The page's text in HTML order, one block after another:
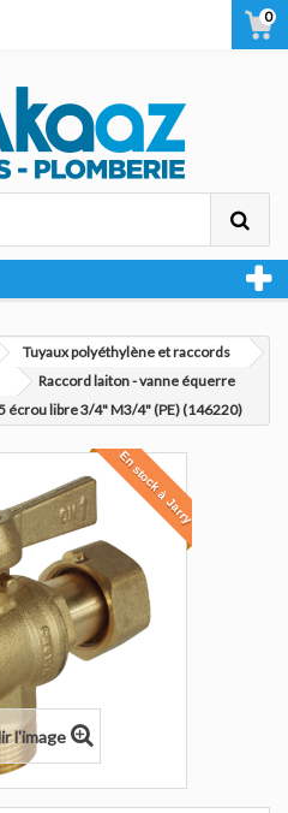
0
Tuyaux polyéthylène et raccords
Raccord laiton - vanne équerre
écrou libre 3/4" M3/4" (PE) (146220)
En stock à Jarry
l'image